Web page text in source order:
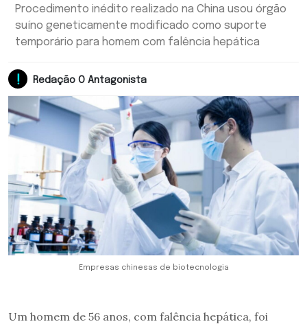
Procedimento inédito realizado na China usou órgão
suíno geneticamente modificado como suporte
temporário para homem com falência hepática
Redação O Antagonista
Empresas chinesas de biotecnologia
Um homem de 56 anos, com falência hepática, foi